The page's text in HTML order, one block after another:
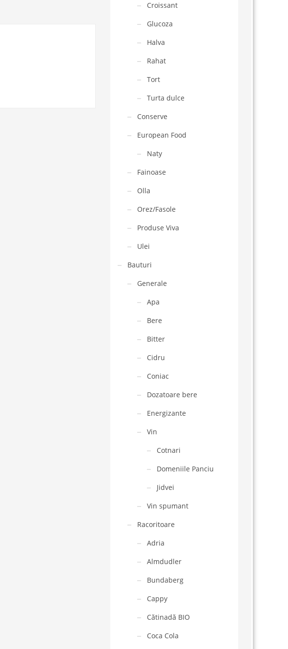
Croissant
Glucoza
Halva
Rahat
Tort
Turta dulce
Conserve
European Food
Naty
Fainoase
Olla
Orez/Fasole
Produse Viva
Ulei
Bauturi
Generale
Apa
Bere
Bitter
Cidru
Coniac
Dozatoare bere
Energizante
Vin
Cotnari
Domeniile Panciu
Jidvei
Vin spumant
Racoritoare
Adria
Almdudler
Bundaberg
Cappy
Cătinadă BIO
Coca Cola